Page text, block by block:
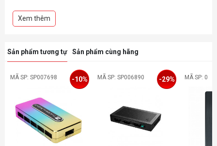
thiết bị ổn định.
Xem thêm
Sản phẩm tương tự Sản phẩm cùng hãng
MÃ SP: SP007698 -10% MÃ SP: SP006890 -29% MÃ SP: 0